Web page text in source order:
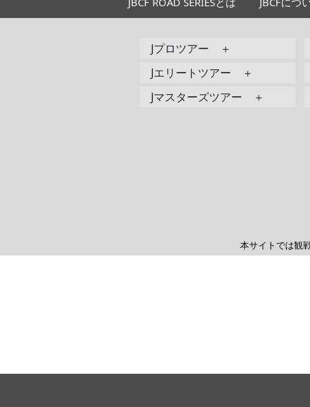
Jプロツアー ＋
Jエリートツアー ＋
Jマスターズツアー ＋
本サイトでは観